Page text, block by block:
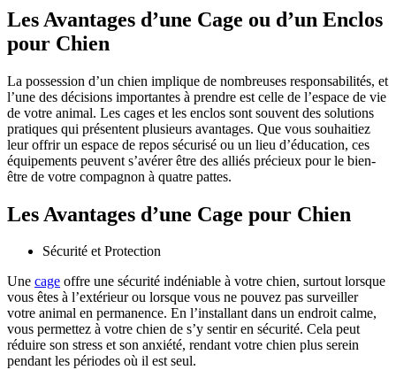
Les Avantages d’une Cage ou d’un Enclos
pour Chien
La possession d’un chien implique de nombreuses responsabilités, et
l’une des décisions importantes à prendre est celle de l’espace de vie
de votre animal. Les cages et les enclos sont souvent des solutions
pratiques qui présentent plusieurs avantages. Que vous souhaitiez
leur offrir un espace de repos sécurisé ou un lieu d’éducation, ces
équipements peuvent s’avérer être des alliés précieux pour le bien-
être de votre compagnon à quatre pattes.
Les Avantages d’une Cage pour Chien
Sécurité et Protection
Une cage offre une sécurité indéniable à votre chien, surtout lorsque
vous êtes à l’extérieur ou lorsque vous ne pouvez pas surveiller
votre animal en permanence. En l’installant dans un endroit calme,
vous permettez à votre chien de s’y sentir en sécurité. Cela peut
réduire son stress et son anxiété, rendant votre chien plus serein
pendant les périodes où il est seul.